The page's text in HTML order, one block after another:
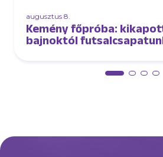
augusztus 8.
Kemény főpróba:
bajnoktól